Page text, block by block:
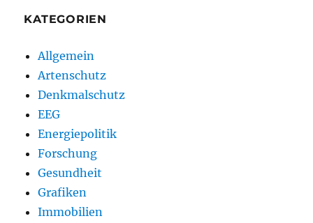
KATEGORIEN
Allgemein
Artenschutz
Denkmalschutz
EEG
Energiepolitik
Forschung
Gesundheit
Grafiken
Immobilien